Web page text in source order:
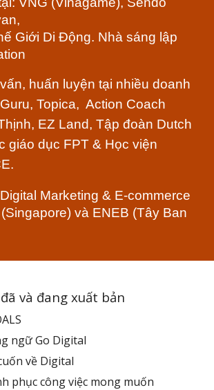
Giới Di Động. Nhà sáng lập
huấn luyện tại nhiều doanh
Topica, Action Coach
EZ Land, Tập đoàn Dutch
giáo dục FPT & Học viện
Marketing & E-commerce
và ENEB (Tây Ban
và đang xuất bản
ngữ Go Digital
về Digital
phục công việc mong muốn